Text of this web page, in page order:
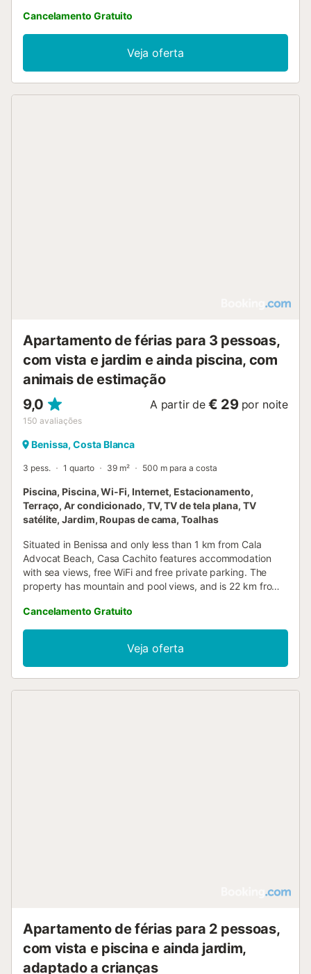
Cancelamento Gratuito
Veja oferta
Apartamento de férias para 3 pessoas,
com vista e jardim e ainda piscina, com
animais de estimação
9,0
150 avaliações
A partir de € 29 por noite
Benissa, Costa Blanca
3 pess. 1 quarto 39 m² 500 m para a costa
Piscina, Piscina, Wi-Fi, Internet, Estacionamento,
Terraço, Ar condicionado, TV, TV de tela plana, TV
satélite, Jardim, Roupas de cama, Toalhas
Situated in Benissa and only less than 1 km from Cala
Advocat Beach, Casa Cachito features accommodation
with sea views, free WiFi and free private parking. The
property has mountain and pool views, and is 22 km from
Cancelamento Gratuito
Veja oferta
Apartamento de férias para 2 pessoas,
com vista e piscina e ainda jardim,
adaptado a crianças